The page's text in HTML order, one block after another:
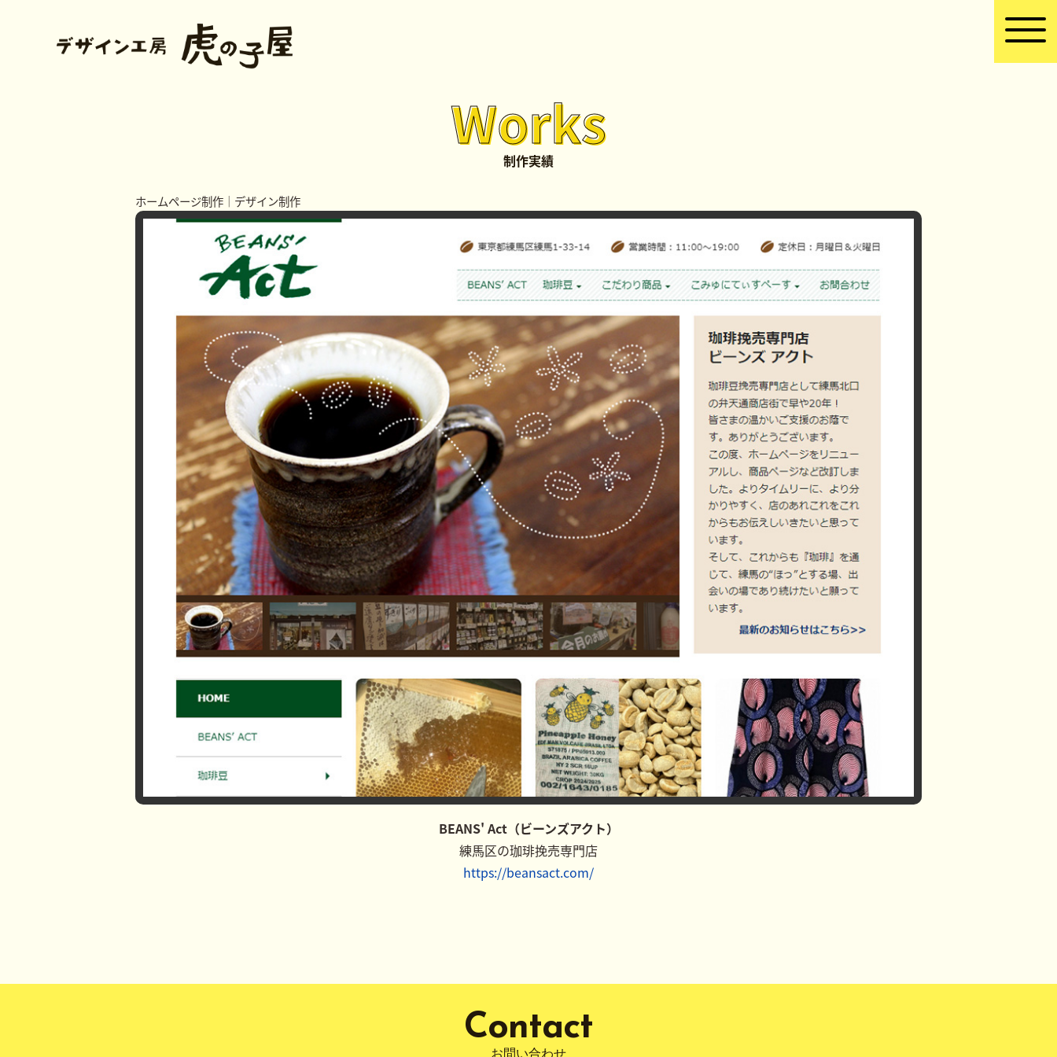
Works
制作実績
ホームページ制作 ｜ デザイン制作
BEANS' Act（ビーンズアクト）
練馬区の珈琲挽売専門店
https://beansact.com/
Contact